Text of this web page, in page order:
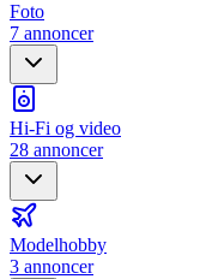
Foto
7 annoncer
Hi-Fi og video
28 annoncer
Modelhobby
3 annoncer